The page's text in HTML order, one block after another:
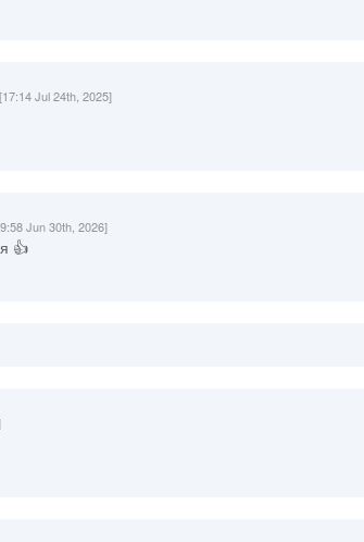
[17:14 Jul 24th, 2025]
Jun 30th, 2026]
👍